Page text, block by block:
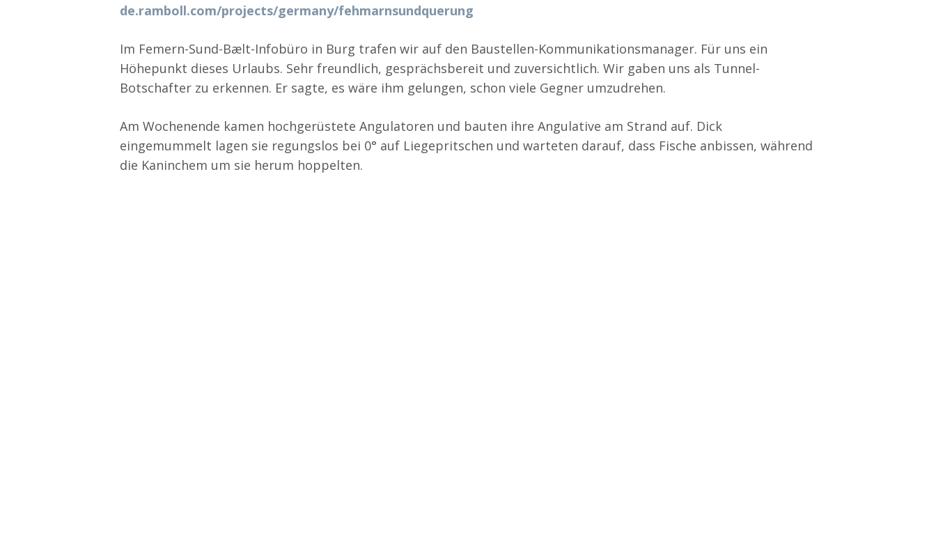
de.ramboll.com/projects/germany/fehmarnsundquerung
Im Femern-Sund-Bælt-Infobüro in Burg trafen wir auf den Baustellen-Kommunikationsmanager. Für uns ein
Höhepunkt dieses Urlaubs. Sehr freundlich, gesprächsbereit und zuversichtlich. Wir gaben uns als Tunnel-
Botschafter zu erkennen. Er sagte, es wäre ihm gelungen, schon viele Gegner umzudrehen.
Am Wochenende kamen hochgerüstete Angulatoren und bauten ihre Angulative am Strand auf. Dick
eingemummelt lagen sie regungslos bei 0° auf Liegepritschen und warteten darauf, dass Fische anbissen, während
die Kaninchem um sie herum hoppelten.